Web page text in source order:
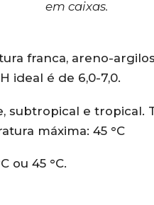
em caixas.
franca, areno-
ideal é de 6,0-7,0.
subtropical e tropical.
máxima: 45 °C
ou 45 °C.